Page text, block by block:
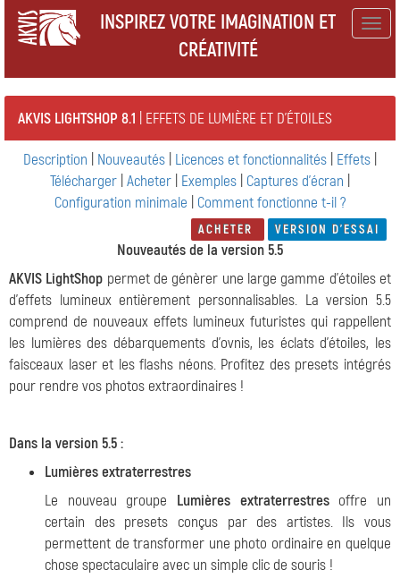
INSPIREZ VOTRE IMAGINATION ET
CRÉATIVITÉ
AKVIS LIGHTSHOP 8.1 | EFFETS DE LUMIÈRE ET D'ÉTOILES
Description Nouveautés Licences et fonctionnalités Effets
Télécharger Acheter Exemples Captures d'écran
Configuration minimale
Comment fonctionne t-il ?
ACHETER VERSION D'ESSAI
Nouveautés de la version 5.5
AKVIS LightShop permet de génèrer une large gamme d'étoiles et
d'effets lumineux entièrement personnalisables. La version 5.5
comprend de nouveaux effets lumineux futuristes qui rappellent
les lumières des débarquements d'ovnis, les éclats d'étoiles, les
faisceaux laser et les flashs néons. Profitez des presets intégrés
pour rendre vos photos extraordinaires !
Dans la version 5.5 :
Lumières extraterrestres
Le nouveau groupe Lumières extraterrestresoffre un
certain des presets conçus par des artistes. Ils vous
permettent de transformer une photo ordinaire en quelque
chose spectaculaire avec un simple clic de souris !